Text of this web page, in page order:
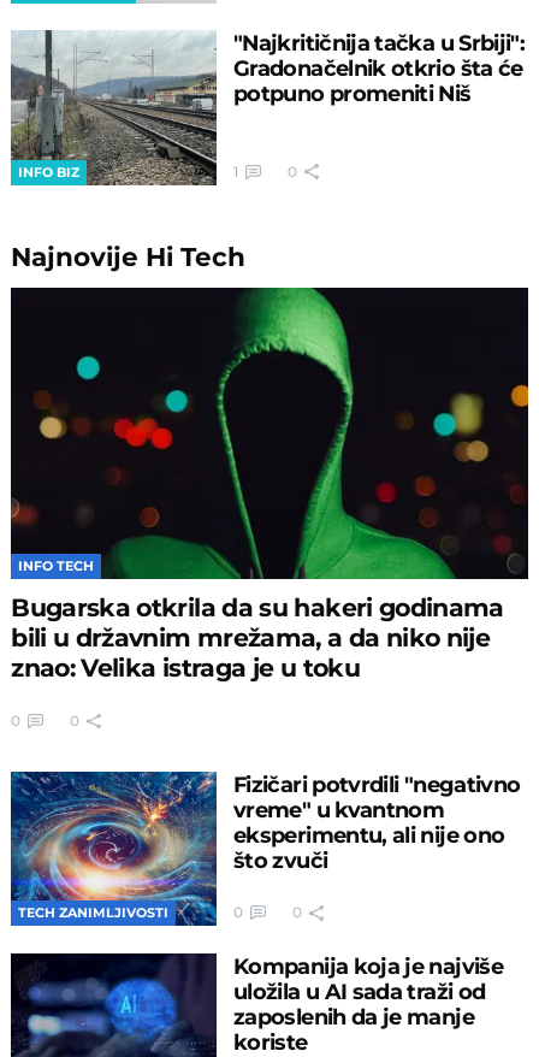
INFO BIZ
"Najkritičnija tačka u Srbiji":
Gradonačelnik otkrio šta će
potpuno promeniti Niš
1 0
Najnovije Hi Tech
INFO TECH
Bugarska otkrila da su hakeri godinama
bili u državnim mrežama, a da niko nije
znao: Velika istraga je u toku
0 0
TECH ZANIMLJIVOSTI
Fizičari potvrdili "negativno
vreme" u kvantnom
eksperimentu, ali nije ono
što zvuči
0 0
Kompanija koja je najviše
uložila u AI sada traži od
zaposlenih da je manje
koriste